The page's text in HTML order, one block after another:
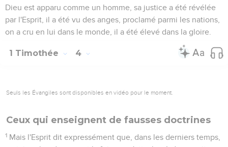
Dieu est apparu comme un homme, sa justice a été révélée
par l'Esprit, il a été vu des anges, proclamé parmi les nations,
on a cru en lui dans le monde, il a été élevé dans la gloire.
1 Timothée 4
Seuls les Évangiles sont disponibles en vidéo pour le moment.
Ceux qui enseignent de fausses doctrines
1 Mais l'Esprit dit expressément que, dans les derniers temps,